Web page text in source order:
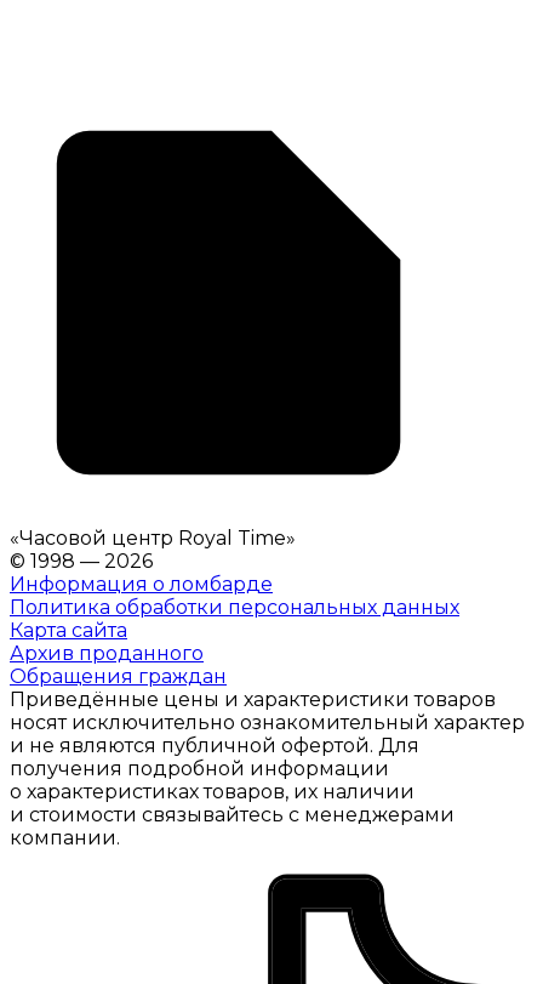
«Часовой центр Royal Time»
© 1998 — 2026
Информация о ломбарде
Политика обработки персональных данных
Карта сайта
Архив проданного
Обращения граждан
Приведённые цены и характеристики товаров
носят исключительно ознакомительный характер
и не являются публичной офертой. Для
получения подробной информации
о характеристиках товаров, их наличии
и стоимости связывайтесь с менеджерами
компании.